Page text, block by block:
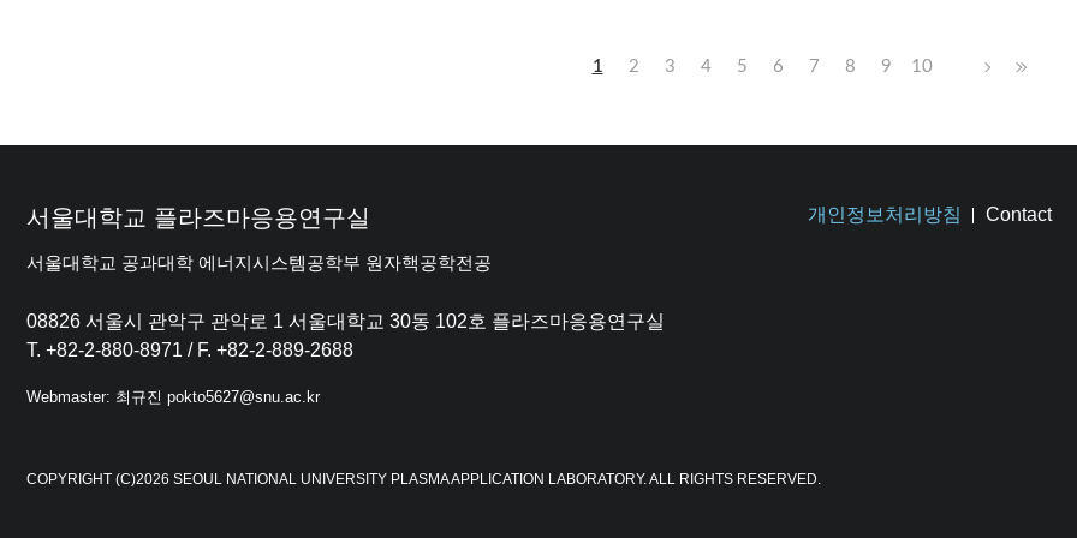
1 2 3 4 5 6 7 8 9 10
서울대학교 플라즈마응용연구실
서울대학교 공과대학 에너지시스템공학부 원자핵공학전공
개인정보처리방침 Contact
08826 서울시 관악구 관악로 1 서울대학교 30동 102호 플라즈마응용연구실
T. +82-2-880-8971 / F. +82-2-889-2688
Webmaster: 최규진 pokto5627@snu.ac.kr
COPYRIGHT (C)2026 SEOUL NATIONAL UNIVERSITY PLASMA APPLICATION LABORATORY. ALL RIGHTS RESERVED.